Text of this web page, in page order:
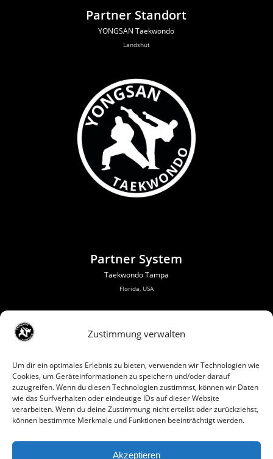
Zustimmung verwalten
Um dir ein optimales Erlebnis zu bieten, verwenden wir Technologien wie
Cookies, um Geräteinformationen zu speichern und/oder darauf
zuzugreifen. Wenn du diesen Technologien zustimmst, können wir Daten
wie das Surfverhalten oder eindeutige IDs auf dieser Website
verarbeiten. Wenn du deine Zustimmung nicht erteilst oder zurückziehst,
können bestimmte Merkmale und Funktionen beeinträchtigt werden.
Akzeptieren
Partner Standort
YONGSAN Taekwondo
Landshut
Partner System
Taekwondo Tampa
Florida, USA